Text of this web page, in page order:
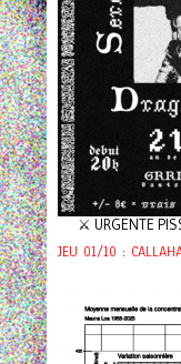
⚔️ URGENTE
JEU 01/10 :